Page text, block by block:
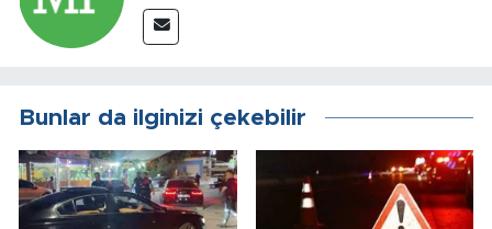
Bunlar da ilginizi çekebilir